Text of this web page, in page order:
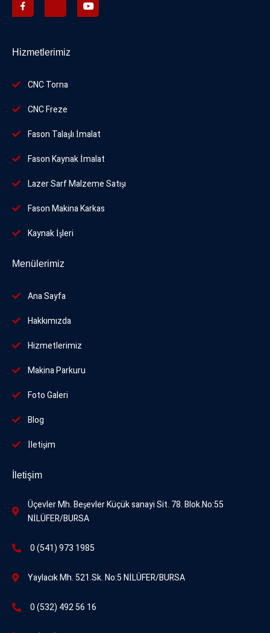
Hizmetlerimiz
CNC Torna
CNC Freze
Fason Talaşlı İmalat
Fason Kaynak İmalat
Lazer Sarf Malzeme Satışı
Fason Makina Karkas
Kaynak İşleri
Menülerimiz
Ana Sayfa
Hakkımızda
Hizmetlerimiz
Makina Parkuru
FotoGaleri
Blog
İletişim
İletişim
Üçevler Mh. Beşevler Küçük sanayi Sit. 78. Blok.No:55
NİLÜFER/BURSA
0 (541) 973 1985
Yaylacık Mh. 521.Sk. No:5 NİLÜFER/BURSA
0 (532) 492 56 16